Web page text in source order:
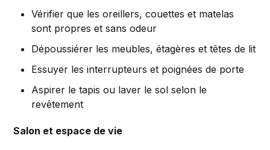
Vérifier que les oreillers, couettes et matelas
sont propres et sans odeur
Dépoussiérer les meubles, étagères et têtes de lit
Essuyer les interrupteurs et poignées de porte
Aspirer le tapis ou laver le sol selon le
revêtement
Salon et espace de vie